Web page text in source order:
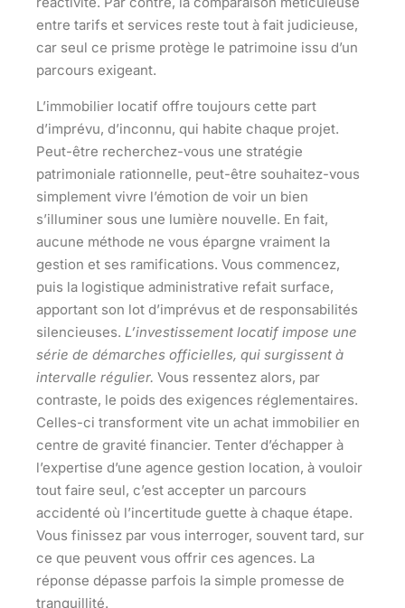
entre tarifs et services reste tout à fait judicieuse,
car seul ce prisme protège le patrimoine issu d’un
parcours exigeant.
L’immobilier locatif offre toujours cette part
d’imprévu, d’inconnu, qui habite chaque projet.
Peut-être recherchez-vous une stratégie
patrimoniale rationnelle, peut-être souhaitez-vous
simplement vivre l’émotion de voir un bien
s’illuminer sous une lumière nouvelle. En fait,
aucune méthode ne vous épargne vraiment la
gestion et ses ramifications. Vous commencez,
puis la logistique administrative refait surface,
apportant son lot d’imprévus et de responsabilités
silencieuses. L’investissement locatif impose une
série de démarches officielles, qui surgissent à
intervalle régulier. Vous ressentez alors, par
contraste, le poids des exigences réglementaires.
Celles-ci transforment vite un achat immobilier en
centre de gravité financier. Tenter d’échapper à
l’expertise d’une agence gestion location, à vouloir
tout faire seul, c’est accepter un parcours
accidenté où l’incertitude guette à chaque étape.
Vous finissez par vous interroger, souvent tard, sur
ce que peuvent vous offrir ces agences. La
réponse dépasse parfois la simple promesse de
tranquillité.